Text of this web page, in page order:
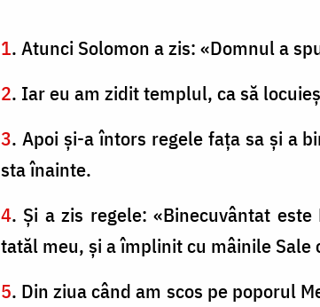
1. Atunci Solomon a zis: «Domnul a
2. Iar eu am zidit templul, ca să
3. Apoi şi-a întors regele faţa sa şi a
sta înainte.
4. Şi a zis regele: «Binecuvântat
tatăl meu, şi a împlinit cu mâinile Sale
5. Din ziua când am scos pe poporul